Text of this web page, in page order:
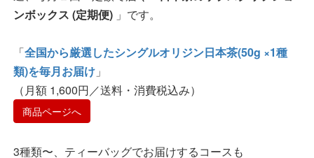
ンボックス (定期便) 」です。
「全国から厳選したシングルオリジン日本茶(50g ×1種
類)を毎月お届け 」
（月額 1,600円／送料・消費税込み）
商品ページへ
3種類〜、ティーバッグでお届けするコースも